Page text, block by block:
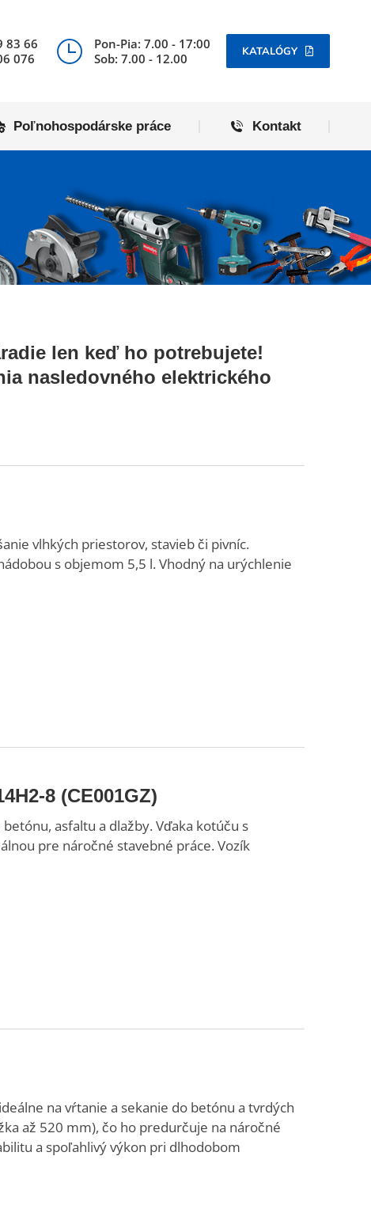
83 66
076
Pon-Pia: 7.00 - 17:00
Sob: 7.00 - 12.00
KATALÓGY
Poľnohospodárske práce Kontakt
len keď ho potrebujete!
nasledovného elektrického
vlhkých priestorov, stavieb či pivníc.
s objemom 5,5 l. Vhodný na urýchlenie
8 (CE001GZ)
asfaltu a dlažby. Vďaka kotúču s
pre náročné stavebné práce. Vozík
na vŕtanie a sekanie do betónu a tvrdých
až 520 mm), čo ho predurčuje na náročné
a spoľahlivý výkon pri dlhodobom